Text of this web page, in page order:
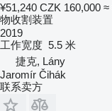
¥51,240 CZK 160,000 ≈
物收割装置
2019
工作宽度 5.5 米
捷克, Lány
Jaromír Čihák
联系卖方